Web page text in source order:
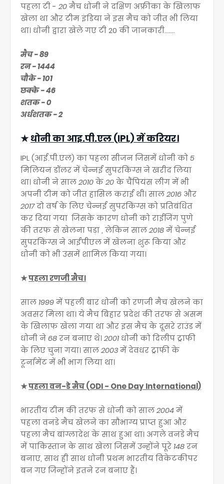
पहला टी -20मैच धोनी ने दक्षिण अफ्रीका के खिलाफ
खेला था और टीम इंडिया ने इस मैच को जीत भी लिया
था। धोनी द्वारा खेले गए टी 20 की जानकारी.......
मैच - 89
रन - 1444
चौके - 101
छक्के - 46
शतक - 0
अर्धशतक - 2
★ धोनी का आइ.पी.एल (IPL) में करियर।
IPL (आई.पी.एल) का पहला सीजन जिसमें धोनी को5
मिलियन डॉलर में चेन्नई सुपरकिंग्स ने खरीद लिया
था। धोनी ने साल2010के20के चैंपियंस लीग में भी
अपनी टीम को जीत हासिल कराई थी। साल2016 और
2017दो वर्ष के लिए चेन्नई सुपरकिंग्स को प्रतिबंधित
कर दिया गया जिसके कारण धोनी को राईजिंग पुणे
की तरफ से खेलना पड़ा , लेकिन साल2018में चेन्नई
सुपरकिंग्स ने आईपीएल में खेलना शुरू किया और
धोनी को भी उसमें शामिल किया गया।
★पहला रणजी मैच।
साल 1999में पहली बार धोनी को रणजी मैच खेलने का
अवसर मिला था। ये मैच बिहार प्रदेश की तरफ से असम
के खिलाफ खेला गया था और इस मैच के दूसरे राउंड में
धोनी ने68रन बनाए थे।2001 धोनी को दिलीप ट्राफी
के लिए चुना गया। साल2003में देवधर ट्राफी के
टूर्नामेंट में भी भाग लिया था।
★पहला वन-डे मैच (ODI - One Day International)
भारतीय टीम की तरफ से धोनी को साल2004में
पहला वनडे मैच खेलने का सौभाग्य प्राप्त हुआ और
पहला मैच बांग्लादेश के साथ हुआ था। अगले वनडे मैच
में पाकिस्तान के साथ खेला जिसमें उन्होंने पूरे 148रन
बनाए, साथ ही साथ धोनी प्रथम भारतीय विकेटकीपर
बन गए जिन्होंने इतने रन बनाए हैं।